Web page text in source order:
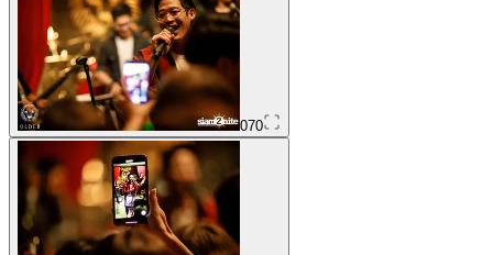
070